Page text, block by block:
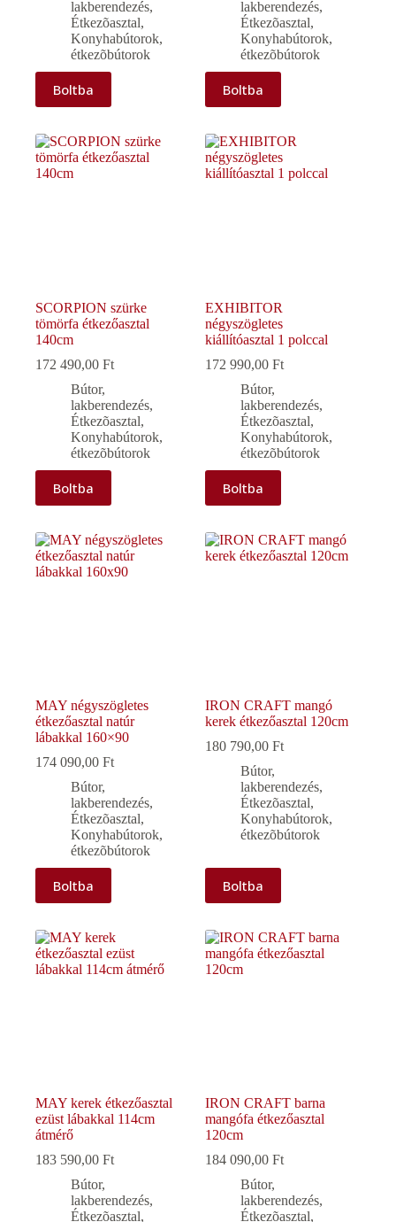
lakberendezés,
Étkezõasztal,
Konyhabútorok,
étkezõbútorok
Boltba
lakberendezés,
Étkezõasztal,
Konyhabútorok,
étkezõbútorok
Boltba
SCORPION szürke
tömörfa étkezőasztal
140cm
172 490,00 Ft
Bútor,
lakberendezés,
Étkezõasztal,
Konyhabútorok,
étkezõbútorok
Boltba
EXHIBITOR
négyszögletes
kiállítóasztal 1 polccal
172 990,00Ft
Bútor,
lakberendezés,
Étkezõasztal,
Konyhabútorok,
étkezõbútorok
Boltba
MAY négyszögletes
étkezőasztal natúr
lábakkal 160×90
174 090,00 Ft
Bútor,
lakberendezés,
Étkezõasztal,
Konyhabútorok,
étkezõbútorok
Boltba
IRON CRAFT mangó
kerek étkezőasztal 120cm
180 790,00Ft
Bútor,
lakberendezés,
Étkezõasztal,
Konyhabútorok,
étkezõbútorok
Boltba
MAY kerek étkezőasztal
ezüst lábakkal 114cm
átmérő
183 590,00 Ft
Bútor,
lakberendezés,
Étkezõasztal,
IRON CRAFT barna
mangófa étkezőasztal
120cm
184 090,00Ft
Bútor,
lakberendezés,
Étkezõasztal,